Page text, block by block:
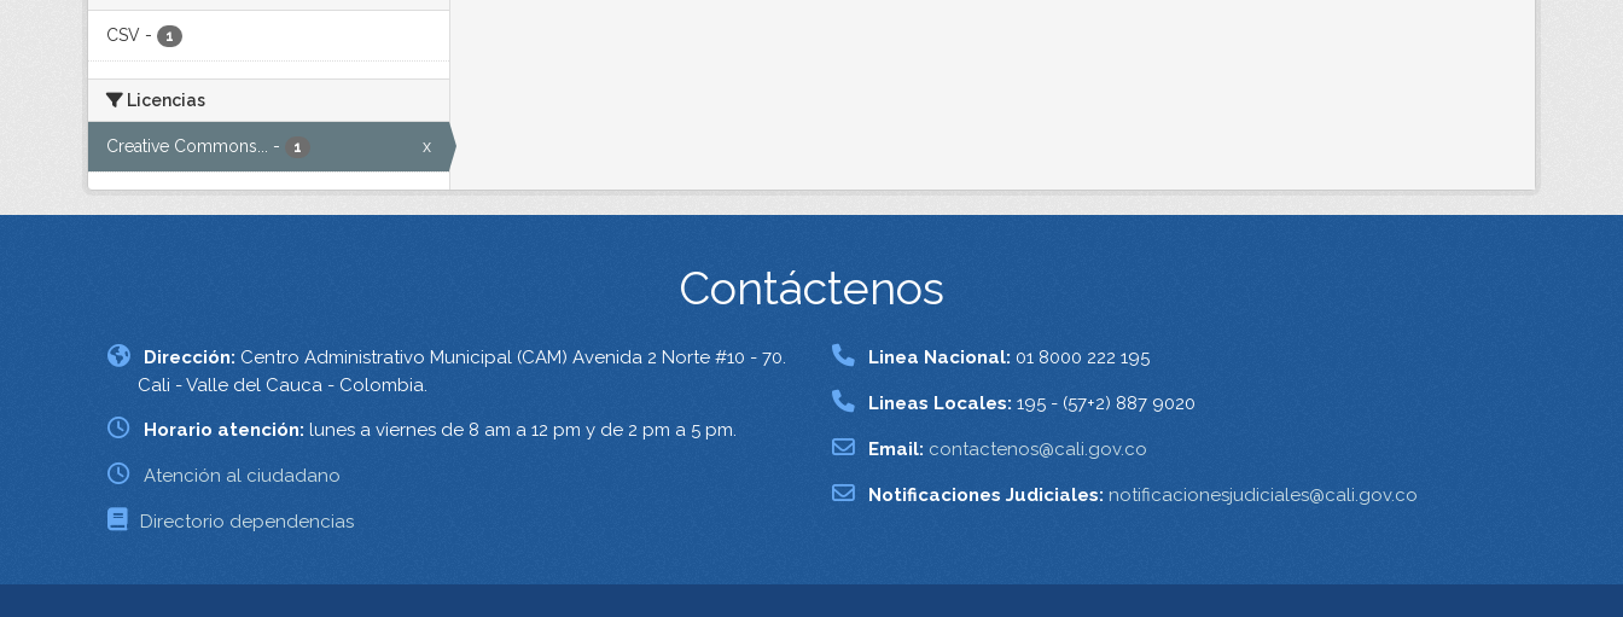
CSV - 1
Licencias
Creative Commons... - 1 x
Contáctenos
Dirección: Centro Administrativo Municipal (CAM) Avenida 2 Norte #10 - 70.
Cali - Valle del Cauca - Colombia.
Horario atención: lunes a viernes de 8 am a 12 pm y de 2 pm a 5 pm.
Atención al ciudadano
Directorio dependencias
Linea Nacional: 01 8000 222 195
Lineas Locales: 195 - (57+2) 887 9020
Email: contactenos@cali.gov.co
Notificaciones Judiciales: notificacionesjudiciales@cali.gov.co